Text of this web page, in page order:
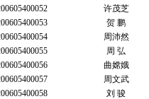
许茂芝
贺 鹏
周沛然
周 弘
曲嫦娥
周文武
刘 骏